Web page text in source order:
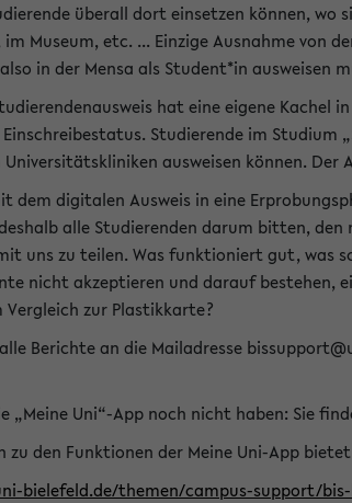
überall dort einsetzen können, wo
im Museum, etc. ... Einzige Ausnahme von
in der Mensa als Student*in ausweisen
hat eine eigene Kachel
Studierende im
Universitätskliniken ausweisen können.
dem digitalen Ausweis in eine
alle Studierenden darum bitten, den
uns zu teilen. Was funktioniert gut, was
nicht akzeptieren und darauf bestehen,
Vergleich zur Plastikkarte?
Berichte an die Mailadresse
„Meine Uni“-App noch nicht haben: Sie
den Funktionen der Meine Uni-App
bielefeld.de/themen/campus-support/